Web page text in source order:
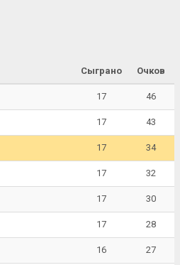
Сыграно Очков
17 46
17 43
17 34
17 32
17 30
17 28
16 27